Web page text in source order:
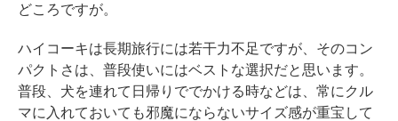
どころですが。
ハイコーキは長期旅行には若干力不足ですが、そのコン
パクトさは、普段使いにはベストな選択だと思います。
普段、犬を連れて日帰りででかける時などは、常にクル
マに入れておいても邪魔にならないサイズ感が重宝して